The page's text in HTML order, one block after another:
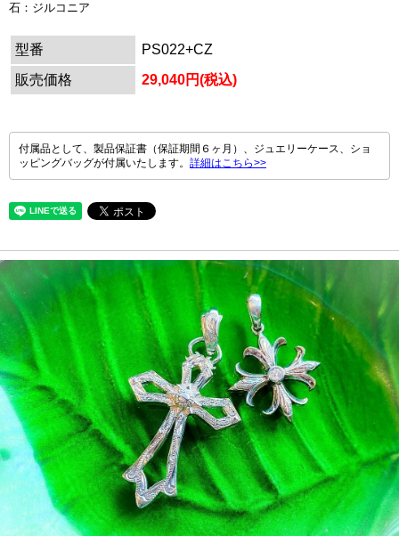
石：ジルコニア
型番
PS022+CZ
販売価格
29,040円(税込)
付属品として、製品保証書（保証期間６ヶ月）、ジュエリーケース、ショ
ッピングバッグが付属いたします。 詳細はこちら>>